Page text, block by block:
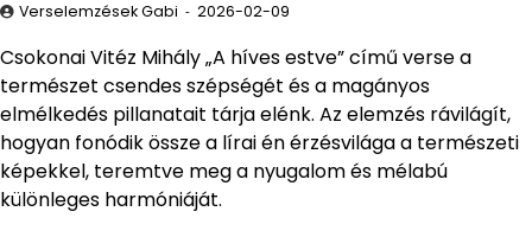
Verselemzések Gabi 2026-02-09
Csokonai Vitéz Mihály „A híves estve” című verse a
természet csendes szépségét és a magányos
elmélkedés pillanatait tárja elénk. Az elemzés rávilágít,
hogyan fonódik össze a lírai én érzésvilága a természeti
képekkel, teremtve meg a nyugalom és mélabú
különleges harmóniáját.